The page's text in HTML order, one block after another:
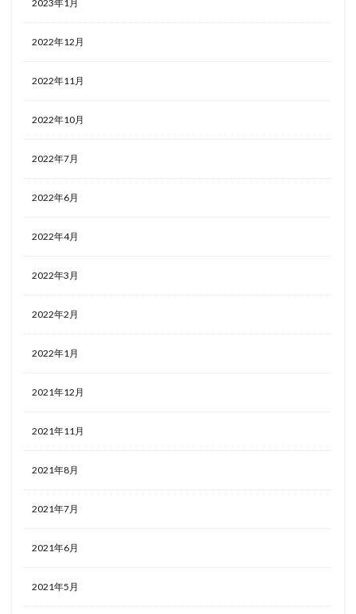
2023年1月
2022年12月
2022年11月
2022年10月
2022年7月
2022年6月
2022年4月
2022年3月
2022年2月
2022年1月
2021年12月
2021年11月
2021年8月
2021年7月
2021年6月
2021年5月